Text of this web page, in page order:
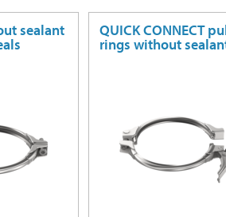
sealant QUICK CONNECT
rings without